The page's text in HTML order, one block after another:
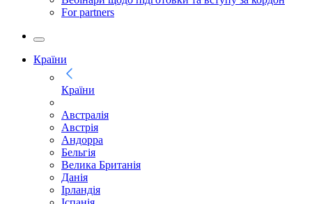
For partners
Країни
Країни
Австралія
Австрія
Андорра
Бельгія
Велика Британія
Данія
Ірландія